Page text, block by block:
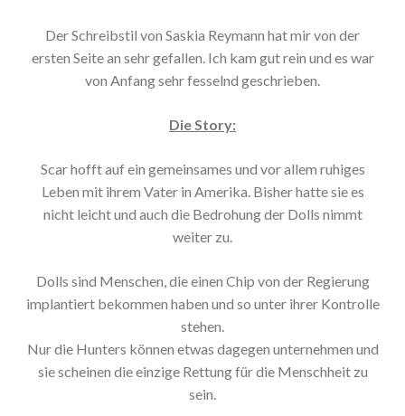
Der Schreibstil von Saskia Reymann hat mir von der
ersten Seite an sehr gefallen. Ich kam gut rein und es war
von Anfang sehr fesselnd geschrieben.
Die Story:
Scar hofft auf ein gemeinsames und vor allem ruhiges
Leben mit ihrem Vater in Amerika. Bisher hatte sie es
nicht leicht und auch die Bedrohung der Dolls nimmt
weiter zu.
Dolls sind Menschen, die einen Chip von der Regierung
implantiert bekommen haben und so unter ihrer Kontrolle
stehen.
Nur die Hunters können etwas dagegen unternehmen und
sie scheinen die einzige Rettung für die Menschheit zu
sein.